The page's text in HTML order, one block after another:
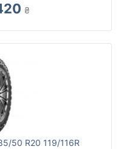
₴
50 R20 119/116R